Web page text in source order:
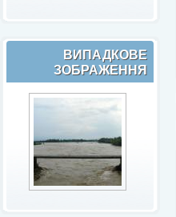
ВИПАДКОВЕ
ЗОБРАЖЕННЯ